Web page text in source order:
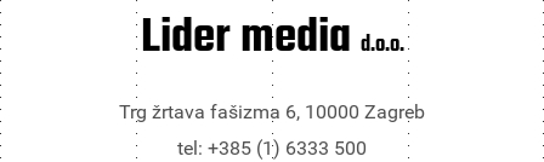
Lider media d.o.o.
Trg žrtava fašizma 6, 10000 Zagreb
tel: +385 (1) 6333 500